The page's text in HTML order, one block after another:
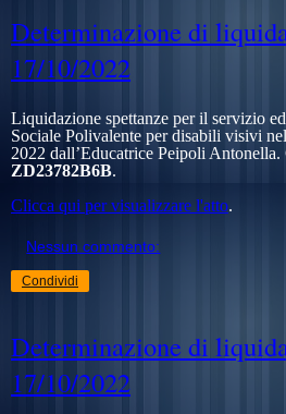
Determinazione di
17/10/2022
Liquidazione spettanze per il servizio
Sociale Polivalente per disabili visivi
2022 dall’Educatrice Peipoli Antonella.
ZD23782B6B.
Clicca qui per visualizzare l'atto.
Nessun commento:
Condividi
Determinazione di
17/10/2022